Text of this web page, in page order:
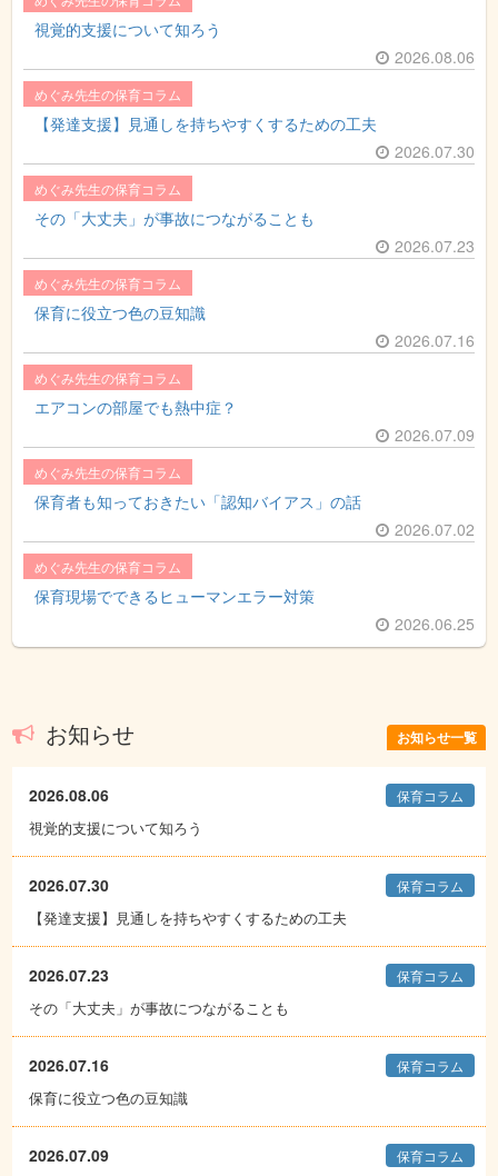
視覚的支援について知ろう
2026.08.06
めぐみ先生の保育コラム
【発達支援】見通しを持ちやすくするための工夫
2026.07.30
めぐみ先生の保育コラム
その「大丈夫」が事故につながることも
2026.07.23
めぐみ先生の保育コラム
保育に役立つ色の豆知識
2026.07.16
めぐみ先生の保育コラム
エアコンの部屋でも熱中症？
2026.07.09
めぐみ先生の保育コラム
保育者も知っておきたい「認知バイアス」の話
2026.07.02
めぐみ先生の保育コラム
保育現場でできるヒューマンエラー対策
2026.06.25
お知らせ お知らせ一覧
2026.08.06 保育コラム
視覚的支援について知ろう
2026.07.30 保育コラム
【発達支援】見通しを持ちやすくするための工夫
2026.07.23 保育コラム
その「大丈夫」が事故につながることも
2026.07.16 保育コラム
保育に役立つ色の豆知識
2026.07.09 保育コラム